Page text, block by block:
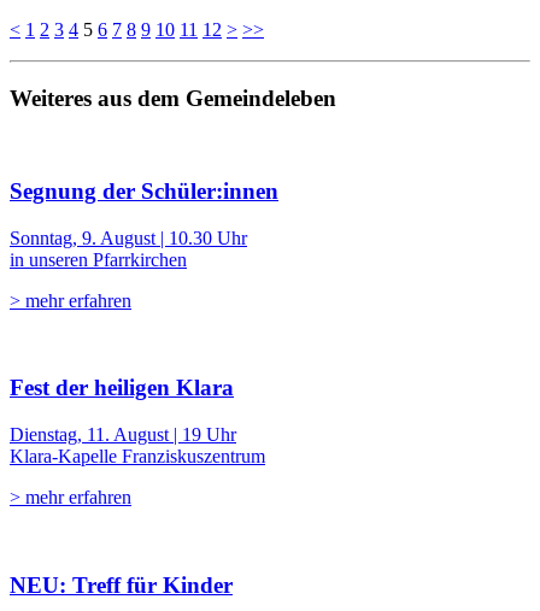
< 1 2 3 4 5 6 7 8 9 10 11 12 > >>
Weiteres aus dem Gemeindeleben
Segnung der Schüler:innen
Sonntag, 9. August | 10.30 Uhr
in unseren Pfarrkirchen
> mehr erfahren
Fest der heiligen Klara
Dienstag, 11. August | 19 Uhr
Klara-Kapelle Franziskuszentrum
> mehr erfahren
NEU: Treff für Kinder